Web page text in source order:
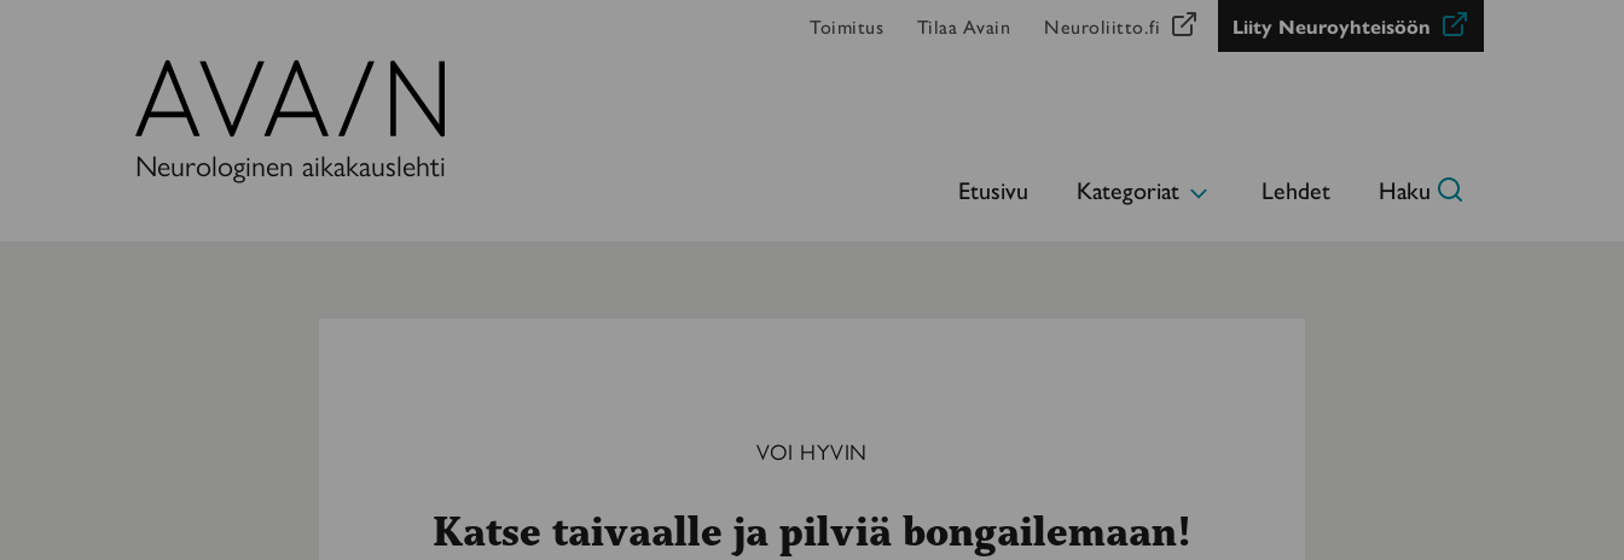
lehti
Neurologinen aikakauslehti
Toimitus Tilaa Avain Neuroliitto.fi Liity Neuroyhteisöön
Etusivu
Kategoriat
Lehdet Haku
VOI HYVIN
Katse taivaalle ja pilviä bongailemaan!